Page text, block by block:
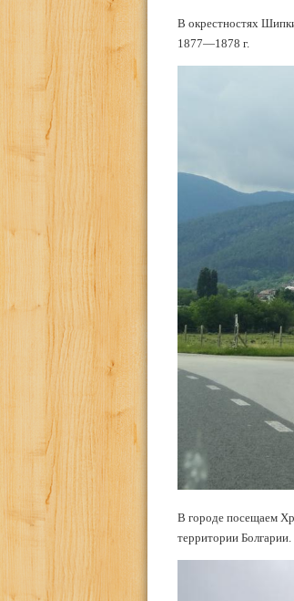
В окрестностях
1877—1878 г.
В городе посещаем
территории